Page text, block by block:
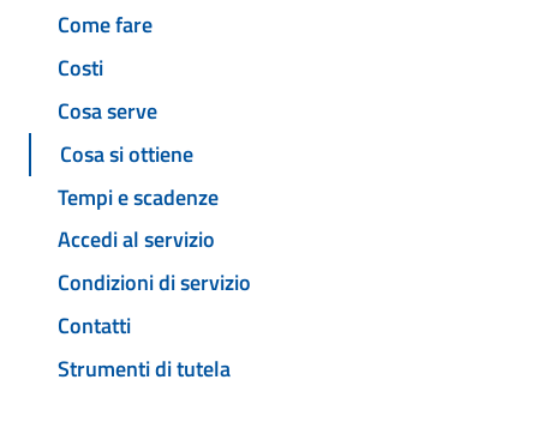
Come fare
Costi
Cosa serve
Cosa si ottiene
Tempi e scadenze
Accedi al servizio
Condizioni di servizio
Contatti
Strumenti di tutela